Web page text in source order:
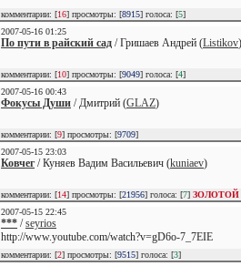
комментарии: [16] просмотры: [8915] голоса: [5]
2007-05-16 01:25
По пути в райский сад / Гришаев Андрей (Listikov)
комментарии: [10] просмотры: [9049] голоса: [4]
2007-05-16 00:43
Фокусы Души / Дмитрий (GLAZ)
комментарии: [9] просмотры: [9709]
2007-05-15 23:03
Ковчег/ Куняев Вадим Васильевич (kuniaev)
комментарии: [14] просмотры: [21956] голоса: [7]
2007-05-15 22:45
*** /seyrios
http://www.youtube.com/watch?v=gD6o-7_7EIE
комментарии: [2] просмотры: [9515] голоса: [3]